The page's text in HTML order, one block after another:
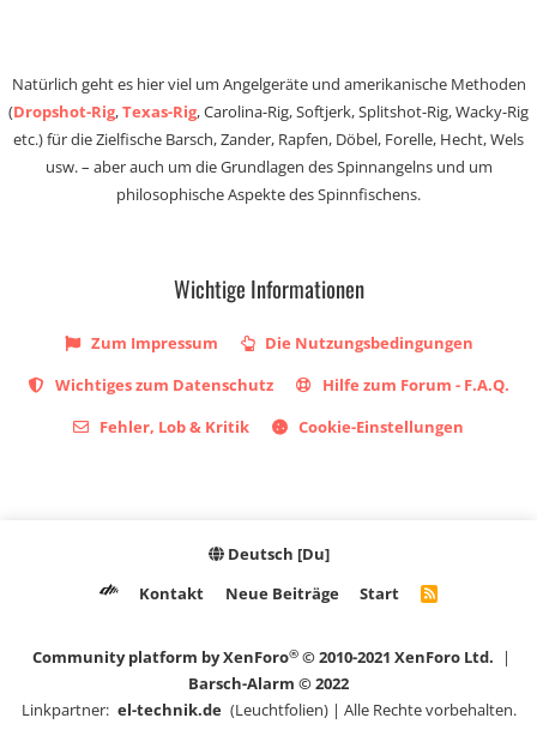
Natürlich geht es hier viel um Angelgeräte und amerikanische Methoden
(Dropshot-Rig,Texas-Rig, Carolina-Rig, Softjerk, Splitshot-Rig, Wacky-Rig
etc.) für die Zielfische Barsch, Zander, Rapfen, Döbel, Forelle, Hecht, Wels
usw. – aber auch um die Grundlagen des Spinnangelns und um
philosophische Aspekte des Spinnfischens.
Wichtige Informationen
Zum Impressum
Die Nutzungsbedingungen
Wichtiges zum Datenschutz
Hilfe zum Forum - F.A.Q.
Fehler, Lob & Kritik
Cookie-Einstellungen
Deutsch [Du]
Kontakt
Neue Beiträge Start
R
Community platform by XenForo® © 2010-2021 XenForo Ltd.
|
Barsch-Alarm © 2022
Linkpartner: el-technik.de (Leuchtfolien) | Alle Rechte vorbehalten.